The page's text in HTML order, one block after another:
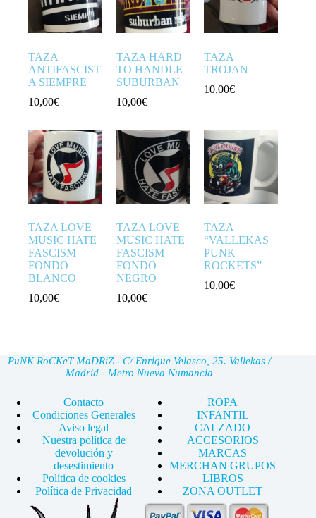
TAZA
ANTIFASCIST
A SIEMPRE
10,00€
TAZA HARD
TO HANDLE
SUBURBAN
10,00€
TAZA
TROJAN
10,00€
TAZA LOVE
MUSIC HATE
FASCISM
FONDO
BLANCO
10,00€
TAZA LOVE
MUSIC HATE
FASCISM
FONDO
NEGRO
10,00€
TAZA
“VALLEKAS
PUNK
ROCKETS”
10,00€
PuNK RoCKeT MaDRiZ - C/ Enrique Velasco, 25. Vallekas /
Madrid - Metro Nueva Numancia
Contacto
Condiciones Generales
Aviso legal
Nuestra política de
devolución y
desestimiento
Política de cookies
Política de Privacidad
ROPA
INFANTIL
CALZADO
ACCESORIOS
MARCAS
MERCHAN GRUPOS
LIBROS
ZONA OUTLET